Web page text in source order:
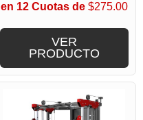
en 12 Cuotas de$275.00
VER
PRODUCTO